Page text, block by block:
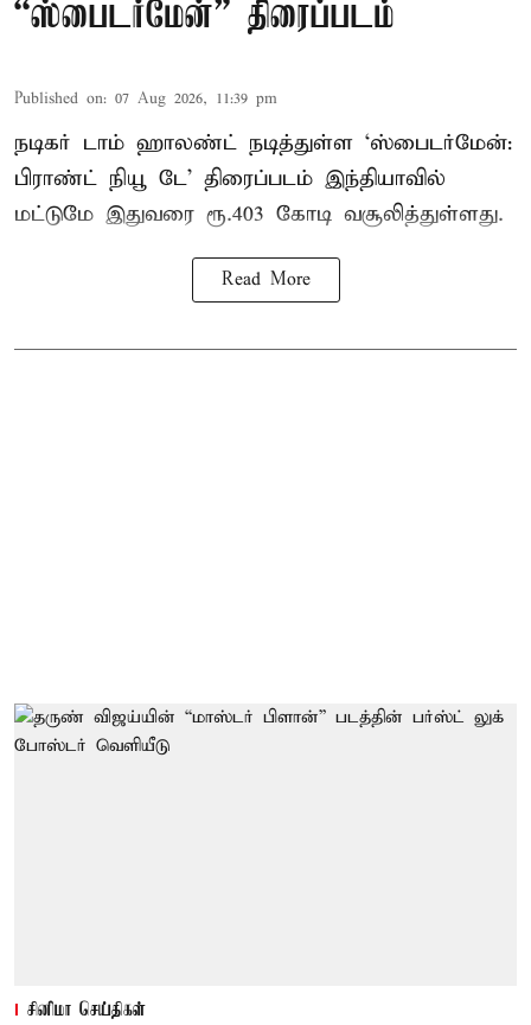
“ஸ்பைடர்மேன்” திரைப்படம்
Published on: 07 Aug 2026, 11:39 pm
நடிகர் டாம் ஹாலண்ட் நடித்துள்ள ‘ஸ்பைடர்மேன்:
பிராண்ட் நியூ டே’ திரைப்படம் இந்தியாவில்
மட்டுமே இதுவரை ரூ.403 கோடி வசூலித்துள்ளது.
Read More
சினிமா செய்திகள்